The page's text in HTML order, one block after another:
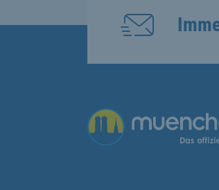
Übergreifende